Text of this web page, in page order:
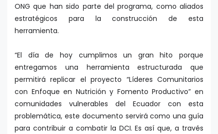
ONG que han sido parte del programa, como aliados
estratégicos para la construcción de esta
herramienta.
“El día de hoy cumplimos un gran hito porque
entregamos una herramienta estructurada que
permitirá replicar el proyecto “Líderes Comunitarios
con Enfoque en Nutrición y Fomento Productivo” en
comunidades vulnerables del Ecuador con esta
problemática, este documento servirá como una guía
para contribuir a combatir la DCI. Es así que, a través